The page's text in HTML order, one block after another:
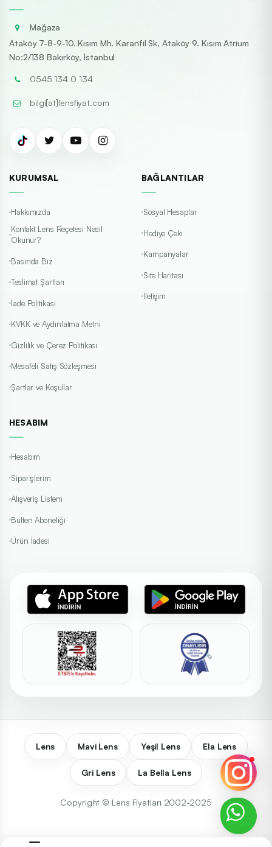
Mağaza
Ataköy 7-8-9-10. Kısım Mh. Karanfil Sk, Ataköy 9. Kısım Atrium
No:2/138 Bakırköy, İstanbul
0545 134 0 134
bilgi[at]lensfiyat.com
KURUMSAL
Hakkımızda
Kontakt Lens Reçetesi Nasıl
Okunur?
Basında Biz
Teslimat Şartları
İade Politikası
KVKK ve Aydınlatma Metni
Gizlilik ve Çerez Politikası
Mesafeli Satış Sözleşmesi
Şartlar ve Koşullar
BAĞLANTILAR
Sosyal Hesaplar
Hediye Çeki
Kampanyalar
Site Haritası
İletişim
HESABIM
Hesabım
Siparişlerim
Alışveriş Listem
Bülten Aboneliği
Ürün İadesi
Lens Mavi Lens Yeşil Lens Ela Lens
Gri Lens La Bella Lens
Copyright © Lens Fiyatları 2002-2025